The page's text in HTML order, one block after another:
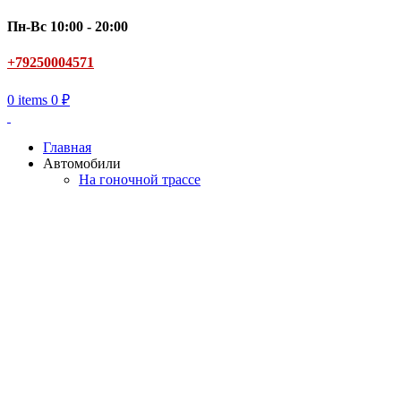
Пн-Вс 10:00 - 20:00
+79250004571
0 items 0 ₽
Главная
Автомобили
На гоночной трассе